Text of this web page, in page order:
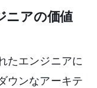
ニアの価値
たエンジニアに
ウンなアーキテ